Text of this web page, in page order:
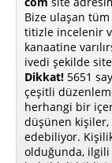
Bize ulaşan
titizle incelenir
kanaatine
ivedi şekilde
Dikkat! 5651
çeşitli
herhangi bir
düşünen kişiler,
edebiliyor.
olduğunda, ilgili